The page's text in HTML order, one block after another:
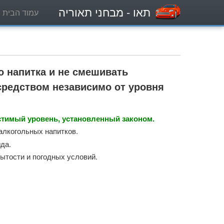
תאו - מבחני תאוריה עמוד הבית
напитка и не смешивать
независимо от уровня
уровень, установленный законом.
напитков.
и погодных условий.